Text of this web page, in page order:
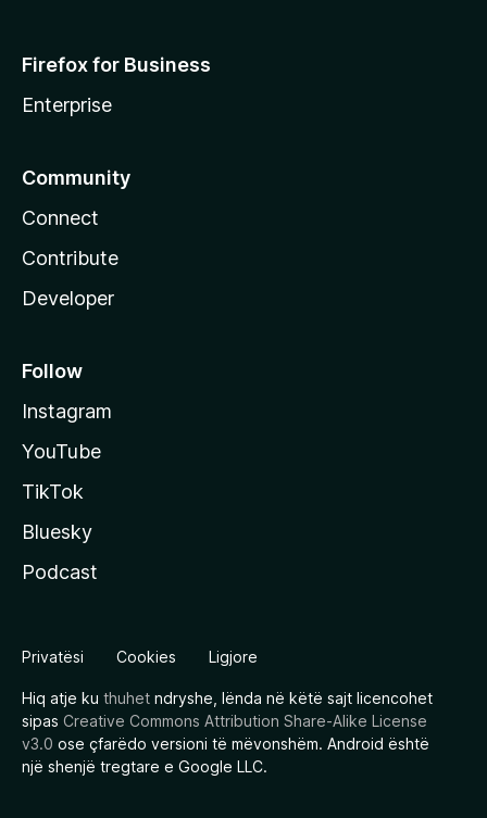
Firefox for Business
Enterprise
Community
Connect
Contribute
Developer
Follow
Instagram
YouTube
TikTok
Bluesky
Podcast
Privatësi Cookies Ligjore
Hiq atje ku thuhet ndryshe, lënda në këtë sajt licencohet
sipas Creative Commons Attribution Share-Alike License
v3.0 ose çfarëdo versioni të mëvonshëm. Android është
një shenjë tregtare e Google LLC.